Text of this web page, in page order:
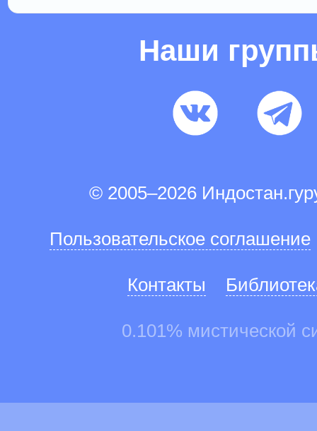
Наши
© 2005–2026
Пользовательское соглашение
Контакты
0.101% мистической